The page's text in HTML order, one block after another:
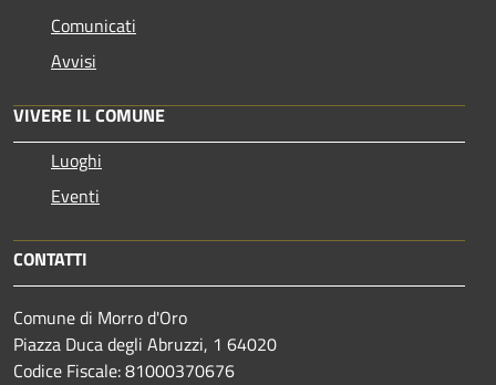
Comunicati
Avvisi
VIVERE IL COMUNE
Luoghi
Eventi
CONTATTI
Comune di Morro d'Oro
Piazza Duca degli Abruzzi, 1 64020
Codice Fiscale: 81000370676